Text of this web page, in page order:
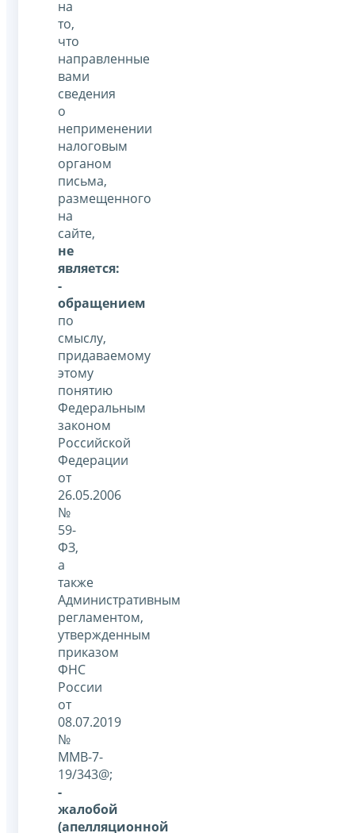
на
то,
что
направленные
вами
сведения
о
неприменении
налоговым
органом
письма,
размещенного
на
сайте,
не
является:
-
обращением
по
смыслу,
придаваемому
этому
понятию
Федеральным
законом
Российской
Федерации
от
26.05.2006
№
59-
ФЗ,
а
также
Административным
регламентом,
утвержденным
приказом
ФНС
России
от
08.07.2019
№
ММВ-7-
19/343@;
-
жалобой
(апелляционной